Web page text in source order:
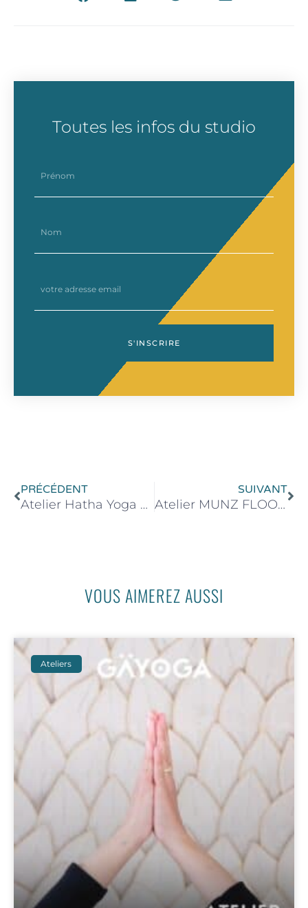
Toutes les infos du studio
S'INSCRIRE
PRÉCÉDENT
Atelier Hatha Yoga Sandasana – 13 Septembre 2025 de 16h00 à 18h00
SUIVANT
Atelier MUNZ FLOOR® – 18 Octobre 2025 de 14h-16h & 17h-19h
VOUS AIMEREZ AUSSI
Ateliers